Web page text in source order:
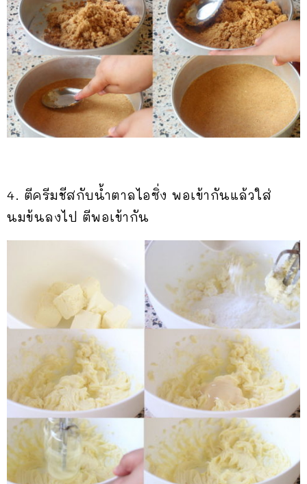
4. ตีครีมชีสกับน้ำตาลไอซิ่ง พอเข้ากันแล้วใส่
นมข้นลงไป ตีพอเข้ากัน